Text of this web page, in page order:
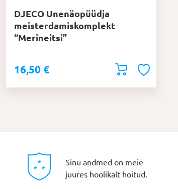
DJECO Unenäopüüdja
meisterdamiskomplekt
“Merineitsi”
16,50 €
Sinu andmed on meie
juures hoolikalt hoitud.